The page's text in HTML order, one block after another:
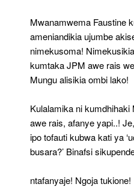
Mwanamwema Faustine
ameniandikia ujumbe
nimekusoma!
kumtaka JPM awe rais
Mungu alisikia ombi lako!
Kulalamika ni
awe rais, afanye yapi..!
ipo tofauti kubwa kati ya
busara?’ Binafsi
ntafanyaje! Ngoja tukione!